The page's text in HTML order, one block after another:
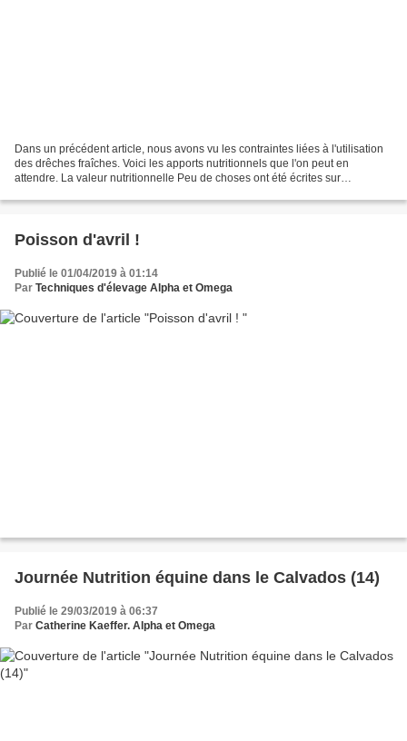
Dans un précédent article, nous avons vu les contraintes liées à l'utilisation
des drêches fraîches. Voici les apports nutritionnels que l'on peut en
attendre. La valeur nutritionnelle Peu de choses ont été écrites sur
Poisson d'avril !
Publié le 01/04/2019 à 01:14
Par Techniques d'élevage Alpha et Omega
Journée Nutrition équine dans le Calvados (14)
Publié le 29/03/2019 à 06:37
Par Catherine Kaeffer. Alpha et Omega